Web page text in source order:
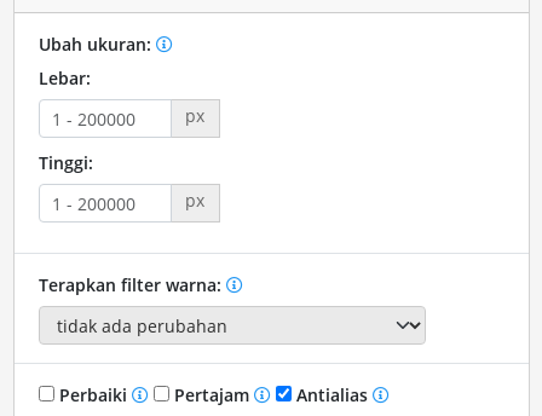
Ubah ukuran:
Lebar:
px
Tinggi:
px
Terapkan filter warna:
Perbaiki Pertajam
Antialias